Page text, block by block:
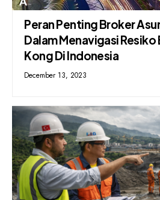
Peran Penting Broker
Dalam Menavigasi Resiko
Kong Di Indonesia
December 13, 2023